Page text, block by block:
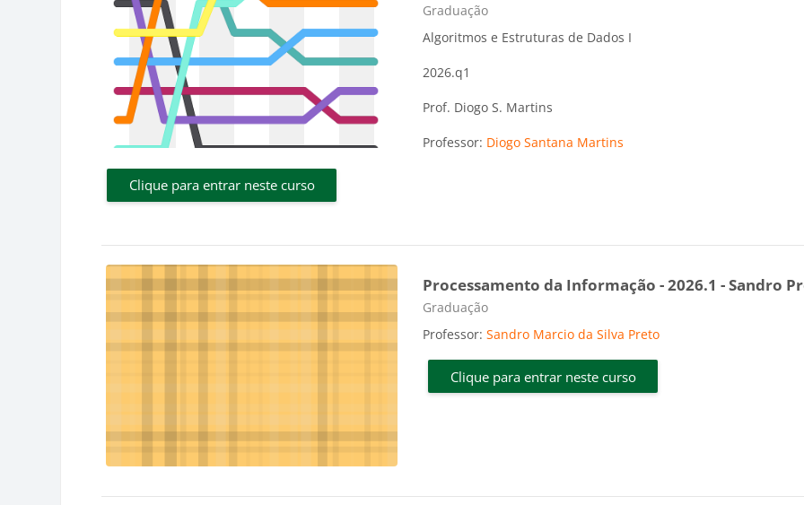
Categoria do curso
Graduação
Algoritmos e Estruturas de Dados I
2026.q1
Prof. Diogo S. Martins
Professor: Diogo Santana Martins
Clique para entrar neste curso
Processamento da Informação - 2026.1 - Sandro
Categoria do curso
Graduação
Professor:Sandro Marcio da Silva Preto
Clique para entrar neste curso